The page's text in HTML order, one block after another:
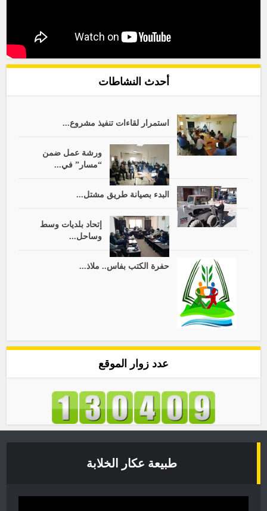
أحدث النشاطات
استمرار لقاءات تنفيذ مشروع...
ورشة عمل ضمن
“مسار” في...
البدء بصيانة طريق مشتل...
إتحاد بلديات وسط
وساحل...
حفرة الكتب بفاس.. ملاذ...
عدد زوار الموقع
طبيعة عكار الخلابة